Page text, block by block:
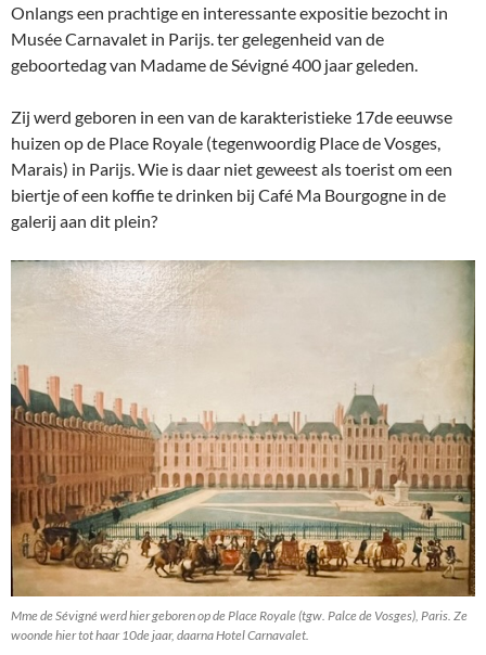
Onlangs een prachtige en interessante expositie bezocht in
Musée Carnavalet in Parijs. ter gelegenheid van de
geboortedag van Madame de Sévigné 400 jaar geleden.
Zij werd geboren in een van de karakteristieke 17de eeuwse
huizen op de Place Royale (tegenwoordig Place de Vosges,
Marais) in Parijs. Wie is daar niet geweest als toerist om een
biertje of een koffie te drinken bij Café Ma Bourgogne in de
galerij aan dit plein?
Mme de Sévigné werd hier geboren op de Place Royale (tgw. Palce de Vosges), Paris. Ze
woonde hier tot haar 10de jaar, daarna Hotel Carnavalet.